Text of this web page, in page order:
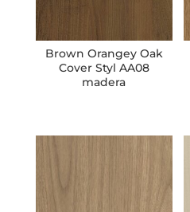
Brown Orangey Oak
Cover Styl AA08
madera